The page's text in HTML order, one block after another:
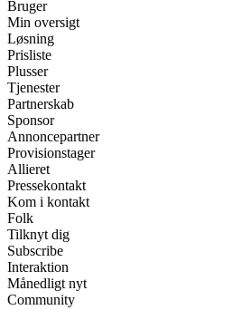
Bruger
Min oversigt
Løsning
Prisliste
Plusser
Tjenester
Partnerskab
Sponsor
Annoncepartner
Provisionstager
Allieret
Pressekontakt
Kom i kontakt
Folk
Tilknyt dig
Subscribe
Interaktion
Månedligt nyt
Community